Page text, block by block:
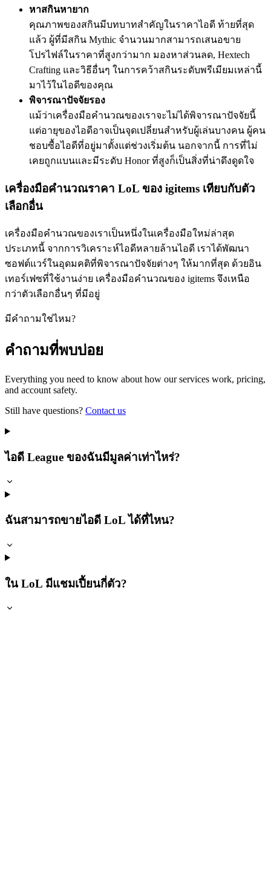
หาสกินหายาก
คุณภาพของสกินมีบทบาทสำคัญในราคาไอดี ท้ายที่สุด
แล้ว ผู้ที่มีสกิน Mythic จำนวนมากสามารถเสนอขาย
โปรไฟล์ในราคาที่สูงกว่ามาก มองหาส่วนลด, Hextech
Crafting และวิธีอื่นๆ ในการคว้าสกินระดับพรีเมียมเหล่านี้
มาไว้ในไอดีของคุณ
พิจารณาปัจจัยรอง
แม้ว่าเครื่องมือคำนวณของเราจะไม่ได้พิจารณาปัจจัยนี้
แต่อายุของไอดีอาจเป็นจุดเปลี่ยนสำหรับผู้เล่นบางคน ผู้คน
ชอบซื้อไอดีที่อยู่มาตั้งแต่ช่วงเริ่มต้น นอกจากนี้ การที่ไม่
เคยถูกแบนและมีระดับ Honor ที่สูงก็เป็นสิ่งที่น่าดึงดูดใจ
เครื่องมือคำนวณราคา LoL ของ igitems เทียบกับตัว
เลือกอื่น
เครื่องมือคำนวณของเราเป็นหนึ่งในเครื่องมือใหม่ล่าสุด
ประเภทนี้ จากการวิเคราะห์ไอดีหลายล้านไอดี เราได้พัฒนา
ซอฟต์แวร์ในอุดมคติที่พิจารณาปัจจัยต่างๆ ให้มากที่สุด ด้วยอิน
เทอร์เฟซที่ใช้งานง่าย เครื่องมือคำนวณของ igitems จึงเหนือ
กว่าตัวเลือกอื่นๆ ที่มีอยู่
มีคำถามใช่ไหม?
คำถามที่พบบ่อย
Everything you need to know about how our services work, pricing,
and account safety.
Still have questions? Contact us
ไอดี League ของฉันมีมูลค่าเท่าไหร่?
ฉันสามารถขายไอดี LoL ได้ที่ไหน?
ใน LoL มีแชมเปี้ยนกี่ตัว?